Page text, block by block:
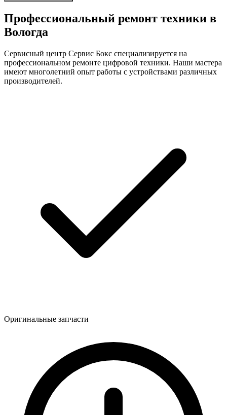
Профессиональный ремонт техники в
Вологда
Сервисный центр Сервис Бокс специализируется на
профессиональном ремонте цифровой техники. Наши мастера
имеют многолетний опыт работы с устройствами различных
производителей.
Оригинальные запчасти